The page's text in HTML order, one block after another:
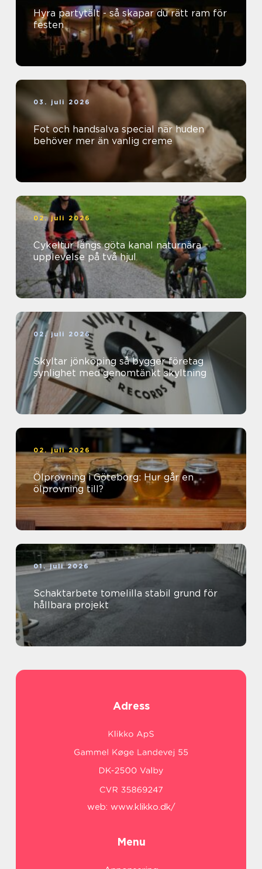
Hyra partytält - så skapar du rätt ram för
festen
03. juli 2026
Fot och handsalva special när huden
behöver mer än vanlig creme
02. juli 2026
Cykeltur längs göta kanal naturnära
upplevelse på två hjul
02. juli 2026
Skyltar jönköping så bygger företag
synlighet med genomtänkt skyltning
02. juli 2026
Ölprovning i Göteborg: Hur går en
ölprovning till?
01. juli 2026
Schaktarbete tomelilla stabil grund för
hållbara projekt
Adress
web: www.klikko.dk/
Menu